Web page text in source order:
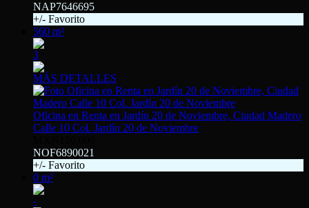
NAP7646695
+/- Favorito
560 m²
3
MÁS DETALLES
Oficina en Renta en Jardín 20 de Noviembre, Ciudad Madero
Calle 10 Col. Jardín 20 de Noviembre
NOF6890021
+/- Favorito
0 m²
-